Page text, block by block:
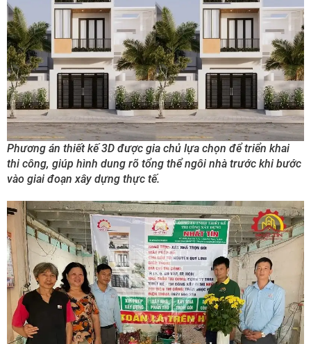
Phương án thiết kế 3D được gia chủ lựa chọn để triển khai
thi công, giúp hình dung rõ tổng thể ngôi nhà trước khi bước
vào giai đoạn xây dựng thực tế.